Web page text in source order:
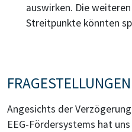
auswirken. Die
Streitpunkte könnten
FRAGESTELLUNGEN
Angesichts der
EEG-Fördersystems hat